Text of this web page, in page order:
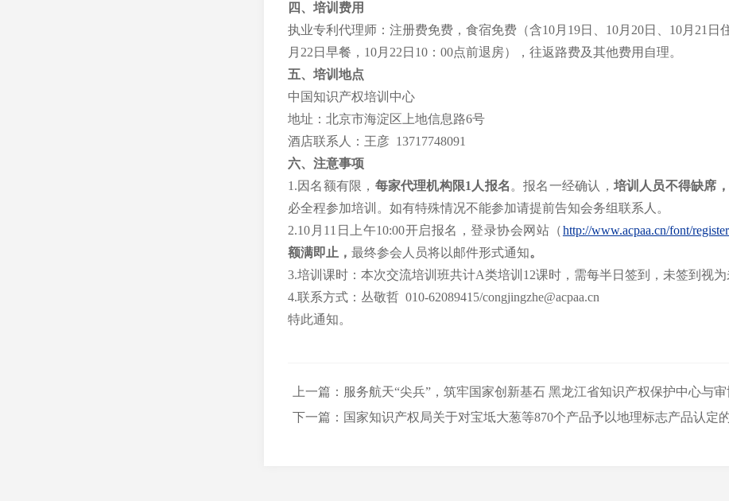
四、培训费用
执业专利代理师：注册费免费，食宿免费（含10月 19日 10月 20日 10月 21 日
月 22 日 早餐， 10月 22 日 10 ： 00点前退房），往返路费及其他费用自理。
五、培训地点
中国知识产权培训中心
地址： 北京市海淀区上地信息路6号
酒店联系人：王彦 13717748091
六、注意事项
1.因名额有限， 每家代理机构限1 人报名 。报名一经确认， 培训人员不得缺席
必全程参加培训。如有特殊情况不能参加请提前告知会务组联系人。
2.10 月 11 日 上午10:00开启报名，登录协会网站（http://www.acpaa.cn/font/
额满即止 ， 最终参会人员将以邮件形式通知。
3.培训课时：本次交流培训班共计A类培训 12课时，需每半日签到，未签到视
4.联系方式：丛敬哲 010-62089415/congjingzhe@acpaa.cn
特此通知。
上一篇：服务航天“尖兵”，筑牢国家创新基石 黑龙江省知识产权保护中心与
下一篇：国家知识产权局关于对宝坻大葱等870个产品予以地理标志产品认定的